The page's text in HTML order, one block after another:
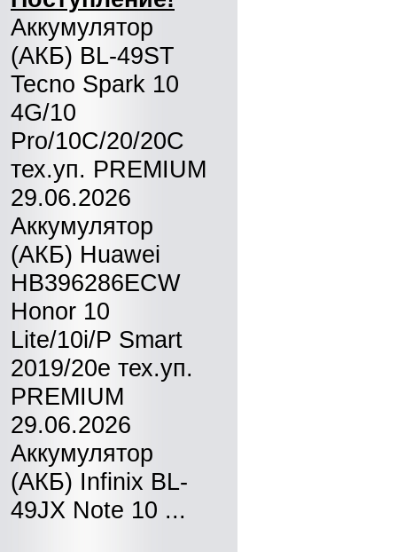
Аккумулятор
(АКБ) BL-49ST
Tecno Spark 10
4G/10
Pro/10C/20/20C
тех.уп. PREMIUM
29.06.2026
Аккумулятор
(АКБ) Huawei
HB396286ECW
Honor 10
Lite/10i/P Smart
2019/20e тех.уп.
PREMIUM
29.06.2026
Аккумулятор
(АКБ) Infinix BL-
49JX Note 10 ...